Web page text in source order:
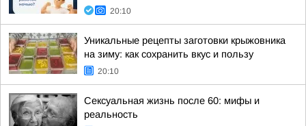
20:10
Уникальные рецепты заготовки крыжовника
на зиму: как сохранить вкус и пользу
20:10
Сексуальная жизнь после 60: мифы и
реальность